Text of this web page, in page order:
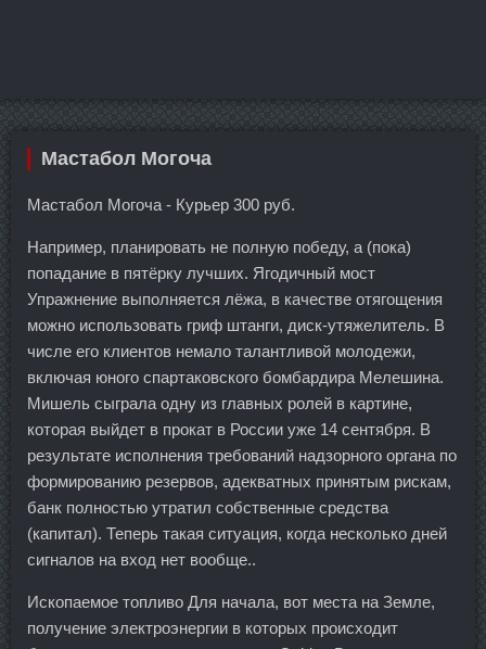
Мастабол Могоча
Мастабол Могоча - Курьер 300 руб.
Например, планировать не полную победу, а (пока)
попадание в пятёрку лучших. Ягодичный мост
Упражнение выполняется лёжа, в качестве отягощения
можно использовать гриф штанги, диск-утяжелитель. В
числе его клиентов немало талантливой молодежи,
включая юного спартаковского бомбардира Мелешина.
Мишель сыграла одну из главных ролей в картине,
которая выйдет в прокат в России уже 14 сентября. В
результате исполнения требований надзорного органа по
формированию резервов, адекватных принятым рискам,
банк полностью утратил собственные средства
(капитал). Теперь такая ситуация, когда несколько дней
сигналов на вход нет вообще..
Ископаемое топливо Для начала, вот места на Земле,
получение электроэнергии в которых происходит